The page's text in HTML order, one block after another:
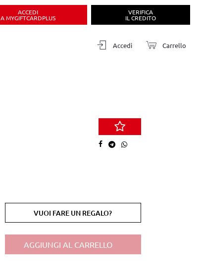
ACCEDI
A MYGIFTCARDPLUS
VERIFICA
IL CREDITO
Accedi Carrello
VUOI FARE UN REGALO?
AGGIUNGI AL CARRELLO